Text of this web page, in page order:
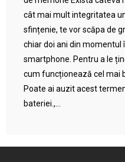
cât mai mult integritatea
sfințenie, te vor scăpa de
chiar doi ani din momentul
smartphone. Pentru a le
cum funcționează cel mai
Poate ai auzit acest
bateriei.,...